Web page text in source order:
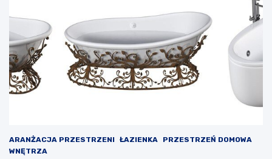
ARANŻACJA PRZESTRZENI ŁAZIENKA
PRZESTRZEŃ DOMOWA
WNĘTRZA